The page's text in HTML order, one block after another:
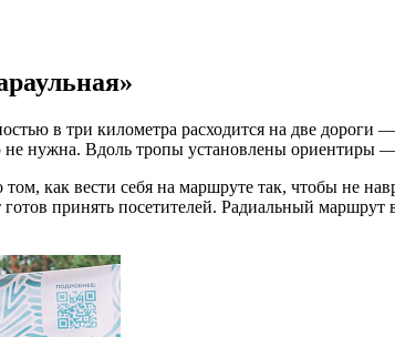
в три километра расходится на две
нужна. Вдоль тропы установлены ориентиры
как вести себя на маршруте так, чтобы не
принять посетителей. Радиальный